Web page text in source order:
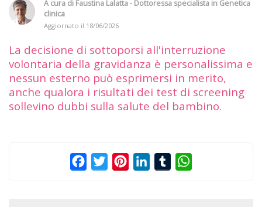
A cura di Faustina Lalatta - Dottoressa specialista in Genetica
clinica
Aggiornato il 18/06/2026
La decisione di sottoporsi all'interruzione
volontaria della gravidanza è personalissima e
nessun esterno può esprimersi in merito,
anche qualora i risultati dei test di screening
sollevino dubbi sulla salute del bambino.
FacebookTwitterPinterestLinkedInTumblr